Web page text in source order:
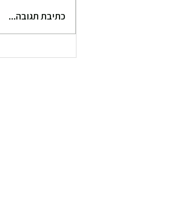
כתיבת תגובה...